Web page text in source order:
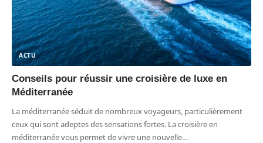
ACTU
Conseils pour réussir une croisière de luxe en
Méditerranée
La méditerranée séduit de nombreux voyageurs, particulièrement
ceux qui sont adeptes des sensations fortes. La croisière en
méditerranée vous permet de vivre une nouvelle…